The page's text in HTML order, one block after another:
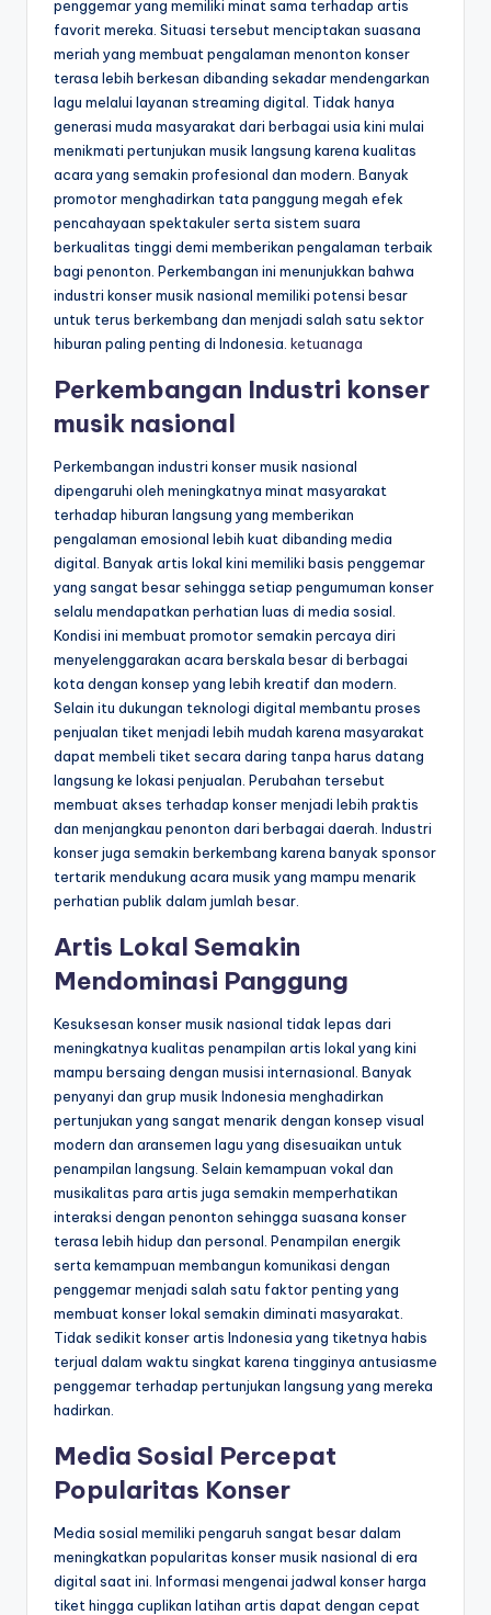
penggemar yang memiliki minat sama terhadap artis
favorit mereka. Situasi tersebut menciptakan suasana
meriah yang membuat pengalaman menonton konser
terasa lebih berkesan dibanding sekadar mendengarkan
lagu melalui layanan streaming digital. Tidak hanya
generasi muda masyarakat dari berbagai usia kini mulai
menikmati pertunjukan musik langsung karena kualitas
acara yang semakin profesional dan modern. Banyak
promotor menghadirkan tata panggung megah efek
pencahayaan spektakuler serta sistem suara
berkualitas tinggi demi memberikan pengalaman terbaik
bagi penonton. Perkembangan ini menunjukkan bahwa
industri konser musik nasional memiliki potensi besar
untuk terus berkembang dan menjadi salah satu sektor
hiburan paling penting di Indonesia. ketuanaga
Perkembangan Industri konser
musik nasional
Perkembangan industri konser musik nasional
dipengaruhi oleh meningkatnya minat masyarakat
terhadap hiburan langsung yang memberikan
pengalaman emosional lebih kuat dibanding media
digital. Banyak artis lokal kini memiliki basis penggemar
yang sangat besar sehingga setiap pengumuman konser
selalu mendapatkan perhatian luas di media sosial.
Kondisi ini membuat promotor semakin percaya diri
menyelenggarakan acara berskala besar di berbagai
kota dengan konsep yang lebih kreatif dan modern.
Selain itu dukungan teknologi digital membantu proses
penjualan tiket menjadi lebih mudah karena masyarakat
dapat membeli tiket secara daring tanpa harus datang
langsung ke lokasi penjualan. Perubahan tersebut
membuat akses terhadap konser menjadi lebih praktis
dan menjangkau penonton dari berbagai daerah. Industri
konser juga semakin berkembang karena banyak sponsor
tertarik mendukung acara musik yang mampu menarik
perhatian publik dalam jumlah besar.
Artis Lokal Semakin
Mendominasi Panggung
Kesuksesan konser musik nasional tidak lepas dari
meningkatnya kualitas penampilan artis lokal yang kini
mampu bersaing dengan musisi internasional. Banyak
penyanyi dan grup musik Indonesia menghadirkan
pertunjukan yang sangat menarik dengan konsep visual
modern dan aransemen lagu yang disesuaikan untuk
penampilan langsung. Selain kemampuan vokal dan
musikalitas para artis juga semakin memperhatikan
interaksi dengan penonton sehingga suasana konser
terasa lebih hidup dan personal. Penampilan energik
serta kemampuan membangun komunikasi dengan
penggemar menjadi salah satu faktor penting yang
membuat konser lokal semakin diminati masyarakat.
Tidak sedikit konser artis Indonesia yang tiketnya habis
terjual dalam waktu singkat karena tingginya antusiasme
penggemar terhadap pertunjukan langsung yang mereka
hadirkan.
Media Sosial Percepat
Popularitas Konser
Media sosial memiliki pengaruh sangat besar dalam
meningkatkan popularitas konser musik nasional di era
digital saat ini. Informasi mengenai jadwal konser harga
tiket hingga cuplikan latihan artis dapat dengan cepat